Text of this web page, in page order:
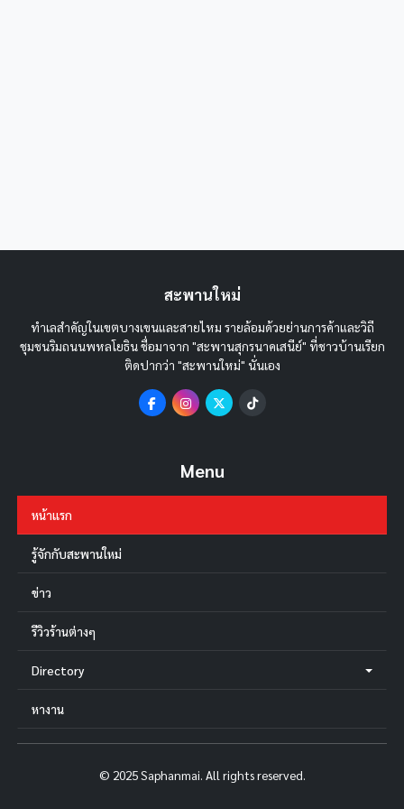
สะพานใหม่
ทำเลสำคัญในเขตบางเขนและสายไหม รายล้อมด้วยย่านการค้าและวิถี
ชุมชนริมถนนพหลโยธิน ชื่อมาจาก "สะพานสุกรนาคเสนีย์" ที่ชาวบ้านเรียก
ติดปากว่า "สะพานใหม่" นั่นเอง
Menu
หน้าแรก
รู้จักกับสะพานใหม่
ข่าว
รีวิวร้านต่างๆ
Directory
หางาน
© 2025 Saphanmai. All rights reserved.